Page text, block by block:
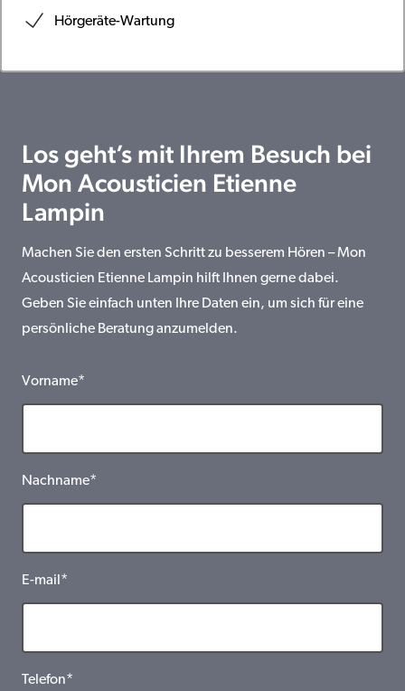
Hörgeräte-Wartung
Los geht’s mit Ihrem Besuch bei
Mon Acousticien Etienne
Lampin
Machen Sie den ersten Schritt zu besserem Hören – Mon
Acousticien Etienne Lampin hilft Ihnen gerne dabei.
Geben Sie einfach unten Ihre Daten ein, um sich für eine
persönliche Beratung anzumelden.
Vorname*
Nachname*
E-mail*
Telefon*